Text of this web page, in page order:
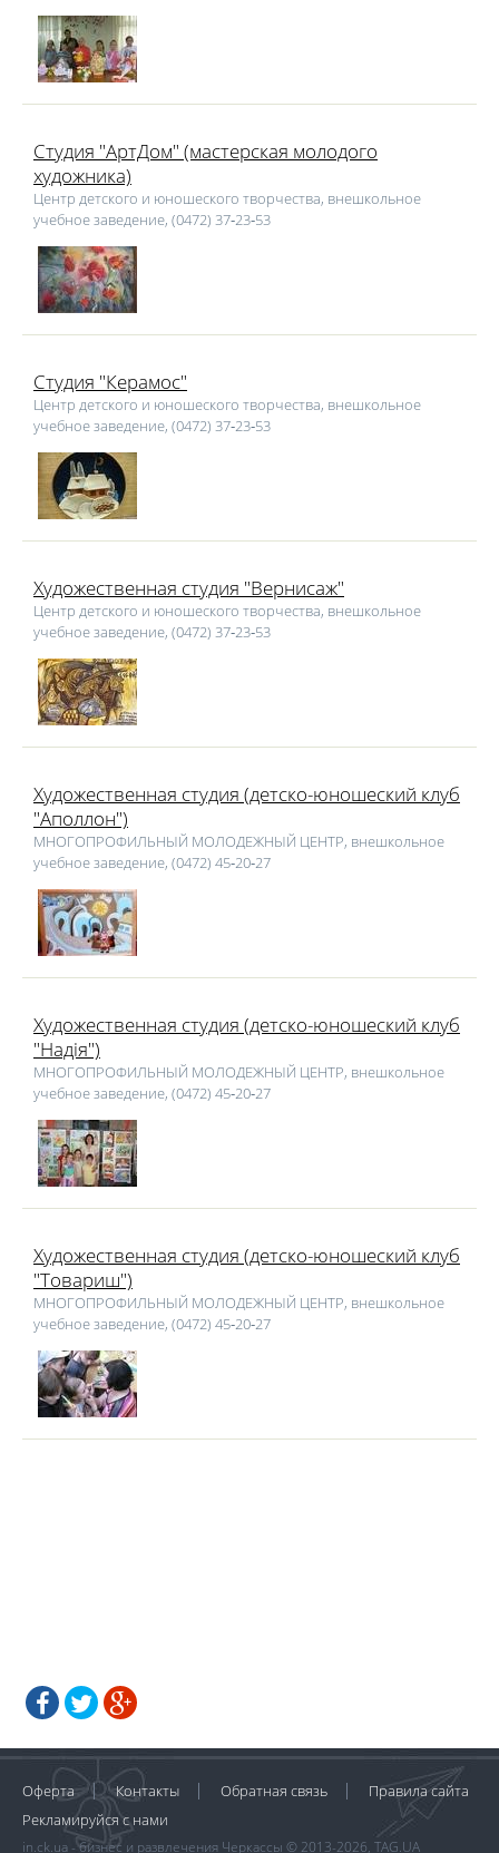
Студия "АртДом" (мастерская молодого
художника)
Центр детского и юношеского творчества, внешкольное
учебное заведение, (0472) 37‑23‑53
Студия "Керамос"
Центр детского и юношеского творчества, внешкольное
учебное заведение, (0472) 37‑23‑53
Художественная студия "Вернисаж"
Центр детского и юношеского творчества, внешкольное
учебное заведение, (0472) 37‑23‑53
Художественная студия (детско-юношеский клуб
"Аполлон")
МНОГОПРОФИЛЬНЫЙ МОЛОДЕЖНЫЙ ЦЕНТР, внешкольное
учебное заведение, (0472) 45‑20‑27
Художественная студия (детско-юношеский клуб
"Надія")
МНОГОПРОФИЛЬНЫЙ МОЛОДЕЖНЫЙ ЦЕНТР, внешкольное
учебное заведение, (0472) 45‑20‑27
Художественная студия (детско-юношеский клуб
"Товариш")
МНОГОПРОФИЛЬНЫЙ МОЛОДЕЖНЫЙ ЦЕНТР, внешкольное
учебное заведение, (0472) 45‑20‑27
Оферта Контакты Обратная связь
Правила сайта
Рекламируйся с нами
in.ck.ua - бизнес и развлечения Черкассы © 2013-2026, TAG.UA